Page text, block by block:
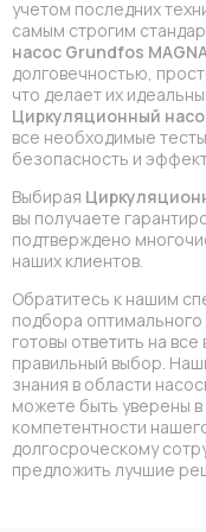
учетом последних
самым строгим
насос Grundfos
долговечностью,
что делает их
Циркуляционный
все необходимые
безопасность и
Выбирая
вы получаете
подтверждено
наших клиентов.
Обратитесь к нашим
подбора
готовы ответить на
правильный выбор.
знания в области
можете быть уверены
компетентности
долгосроческому
предложить лучшие